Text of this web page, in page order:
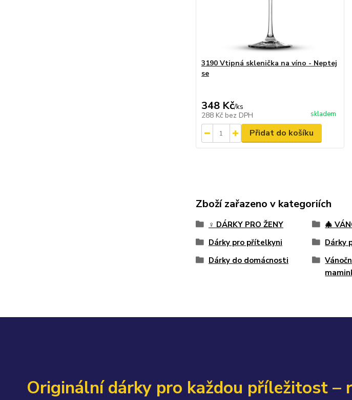
3190 Vtipná sklenička na víno - Neptej
se
348 Kč/ks
288 Kč bez DPH skladem
Přidat do košíku
Zboží zařazeno v kategoriích
♀️ DÁRKY PRO ŽENY 🎄
Dárky pro přítelkyni
Dárky
Dárky do domácnosti
Originální dárky pro každou příležitost –